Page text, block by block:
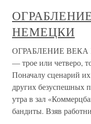
НЕМЕЦКИ
ОГРАБЛЕНИЕ ВЕКА
— трое или четверо,
Поначалу сценарий
других безуспешных
утра в зал
бандиты. Взяв